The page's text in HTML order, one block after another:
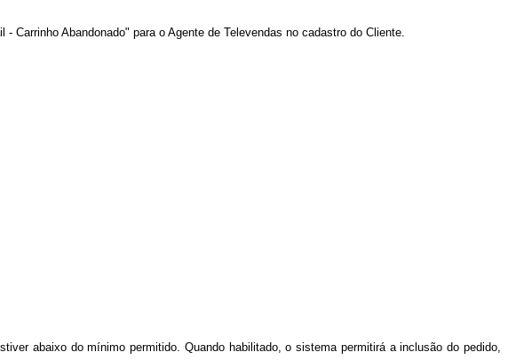
Carrinho Abandonado" para o Agente de Televendas no cadastro do Cliente.
abaixo do mínimo permitido. Quando habilitado, o sistema permitirá a inclusão do pedido,